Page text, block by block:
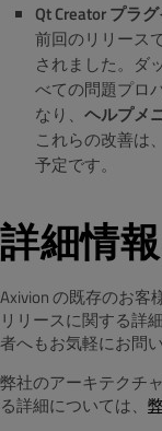
Qt Creator プラ
前回のリリース
されました。ダ
べての問題プロ
なり、 ヘルプメ
これらの改善は
予定です。
詳細情
Axivion の既存のお客
リリースに関する詳
者へもお気軽にお問
弊社のアーキテクチ
る詳細については、